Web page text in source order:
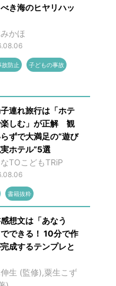
き海のヒヤリハッ
かほ
故防止 子どもの事故
連れ旅行は「ホテ
楽しむ」が正解 観
ずで大満足の“遊び
ホテル”5選
TOこどもTRiP
書籍抜粋
想文は「あなう
できる！ 10分で作
成するテンプレと
生 (監修),粟生こず